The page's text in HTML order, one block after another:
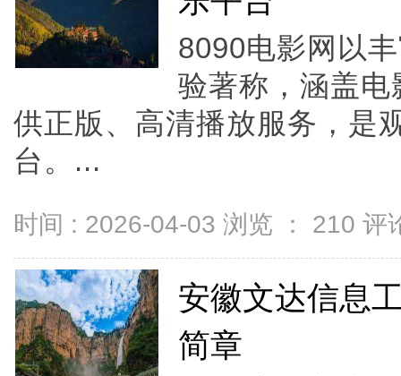
8090电影网以
验著称，涵盖
供正版、高清播放服务，是
台。...
时间 : 2026-04-03 浏览 ： 210 评
安徽文达信息
简章